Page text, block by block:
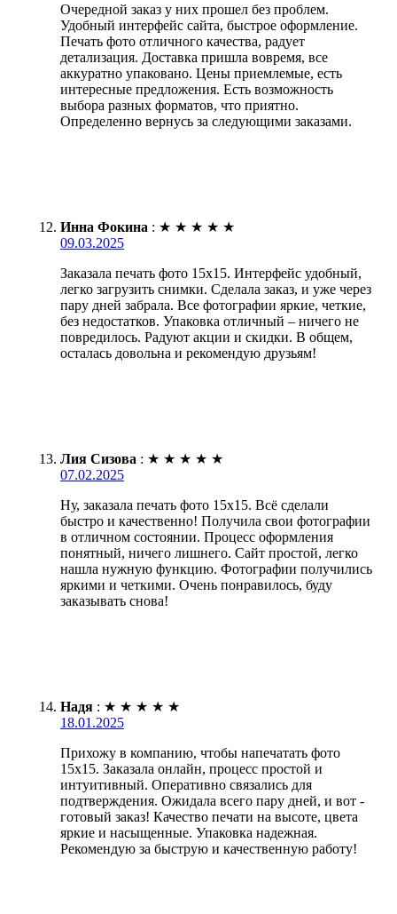
Очередной заказ у них прошел без проблем.
Удобный интерфейс сайта, быстрое оформление.
Печать фото отличного качества, радует
детализация. Доставка пришла вовремя, все
аккуратно упаковано. Цены приемлемые, есть
интересные предложения. Есть возможность
выбора разных форматов, что приятно.
Определенно вернусь за следующими заказами.
Инна Фокина : ★ ★ ★ ★ ★
09.03.2025
Заказала печать фото 15х15. Интерфейс удобный,
легко загрузить снимки. Сделала заказ, и уже через
пару дней забрала. Все фотографии яркие, четкие,
без недостатков. Упаковка отличный – ничего не
повредилось. Радуют акции и скидки. В общем,
осталась довольна и рекомендую друзьям!
Лия Сизова : ★ ★ ★ ★ ★
07.02.2025
Ну, заказала печать фото 15х15. Всё сделали
быстро и качественно! Получила свои фотографии
в отличном состоянии. Процесс оформления
понятный, ничего лишнего. Сайт простой, легко
нашла нужную функцию. Фотографии получились
яркими и четкими. Очень понравилось, буду
заказывать снова!
Надя : ★ ★ ★ ★ ★
18.01.2025
Прихожу в компанию, чтобы напечатать фото
15х15. Заказала онлайн, процесс простой и
интуитивный. Оперативно связались для
подтверждения. Ожидала всего пару дней, и вот -
готовый заказ! Качество печати на высоте, цвета
яркие и насыщенные. Упаковка надежная.
Рекомендую за быструю и качественную работу!